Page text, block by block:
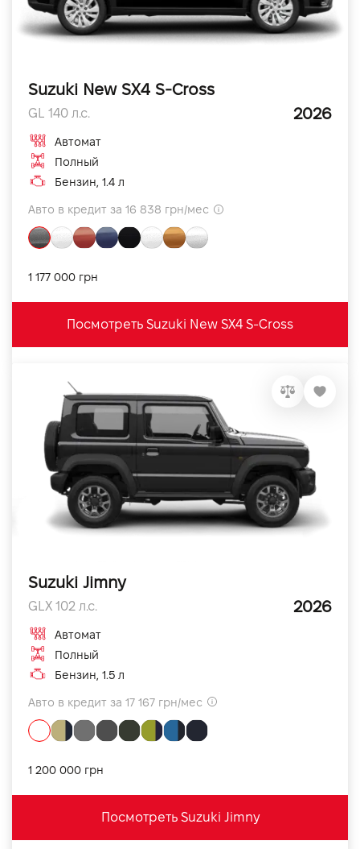
Suzuki New SX4 S-Cross
GL 140 л.с. 2026
Автомат
Полный
Бензин, 1.4 л
Авто в кредит за 16 838 грн/мес
1 177 000 грн
Посмотреть Suzuki New SX4 S-Cross
Suzuki Jimny
GLX 102 л.с. 2026
Автомат
Полный
Бензин, 1.5 л
Авто в кредит за 17 167 грн/мес
1 200 000 грн
Посмотреть Suzuki Jimny